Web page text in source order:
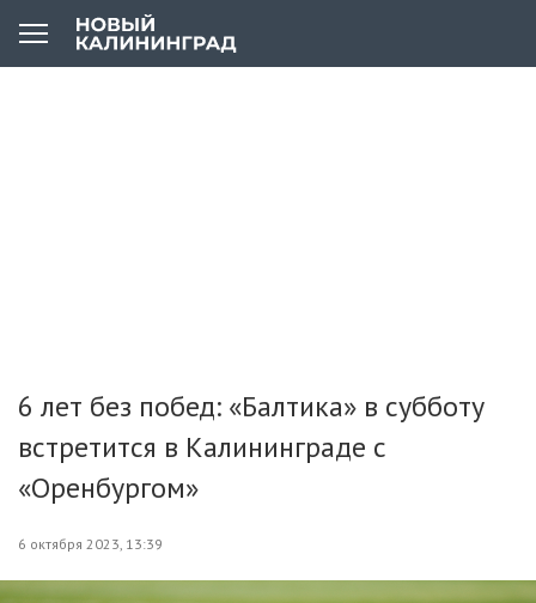
6 лет без побед: «Балтика» в субботу
встретится в Калининграде с
«Оренбургом»
6 октября 2023, 13:39